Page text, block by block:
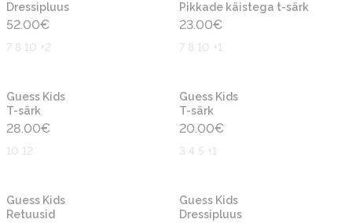
Dressipluus
52.00€
7 8 10 +2
Pikkade käistega t-särk
23.00€
7 8 10 +1
Guess Kids
T-särk
28.00€
10 12
Guess Kids
T-särk
20.00€
3 4 5 +1
Guess Kids
Retuusid
Guess Kids
Dressipluus